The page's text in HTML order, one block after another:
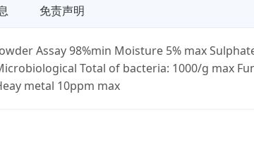
免责声明
Assay 98%min Moisture 5% max
Total of bacteria: 1000/g max
metal 10ppm max